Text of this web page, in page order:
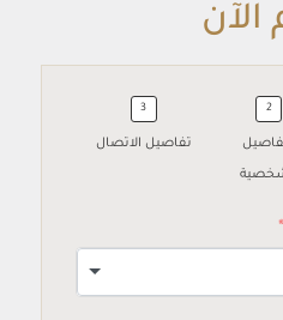
الآن
تفاصيل الاتصال